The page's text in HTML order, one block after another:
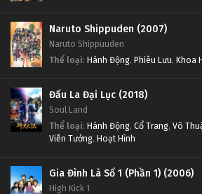
Naruto Shippuden (2007)
Naruto Shippuuden
Thể loại: Hành Động, Phiêu Lưu, Khoa
Đấu La Đại Lục (2018)
Soul Land
Thể loại: Hành Động, Cổ Trang, Võ
Viễn Tưởng, Hoạt Hình
Gia Đình Là Số 1 (Phần 1) (2006)
High Kick 1